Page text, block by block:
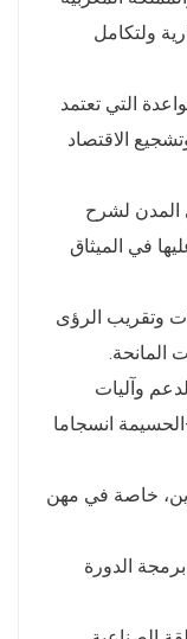
ولتكامل
التي تعتمد
الاقتصاد
المدن لشرح
في الميثاق
وتقريب الرؤى
المانحة.
وآليات
انسجاما
خاصة في مهن
برمجة الدورة